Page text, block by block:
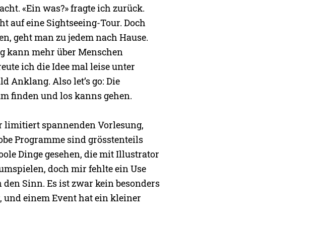
«Ein was?» fragte ich zurück.
auf eine Sightseeing-Tour. Doch
geht man zu jedem nach Hause.
kann mehr über Menschen
ich die Idee mal leise unter
Anklang. Also let’s go: Die
finden und los kanns gehen.
spannenden Vorlesung,
Programme sind grösstenteils
Dinge gesehen, die mit Illustrator
doch mir fehlte ein Use
Sinn. Es ist zwar kein besonders
und einem Event hat ein kleiner